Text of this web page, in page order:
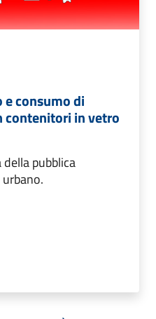
e consumo di
contenitori in vetro
pubblica